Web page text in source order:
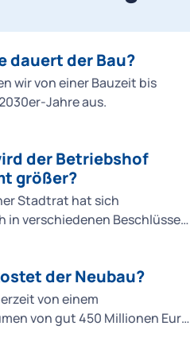
dauert der Bau?
wir von einer Bauzeit bis
Jahre aus.
der Betriebshof
größer?
Stadtrat hat sich
in verschiedenen Beschlüssen
gerecht zu
ist dabei ein zentraler
ÖPNV-Ausbau. Die politisch
der Neubau?
von einem
von gut 450 Millionen Euro